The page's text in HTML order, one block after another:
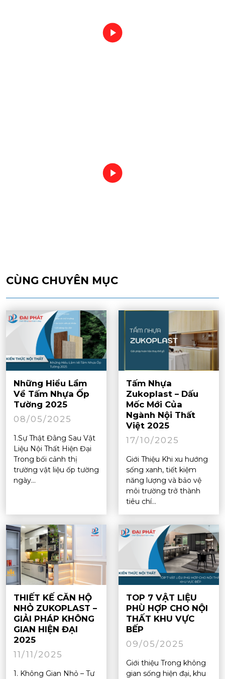
CÙNG CHUYÊN MỤC
Những Hiểu Lầm
Về Tấm Nhựa Ốp
Tường 2025
08/05/2025
1.Sự Thật Đằng Sau Vật
Liệu Nội Thất Hiện Đại
Trong bối cảnh thị
trường vật liệu ốp tường
ngày...
Tấm Nhựa
Zukoplast – Dấu
Mốc Mới Của
Ngành Nội Thất
Việt 2025
17/10/2025
Giới Thiệu Khi xu hướng
sống xanh, tiết kiệm
năng lượng và bảo vệ
môi trường trở thành
tiêu chí...
THIẾT KẾ CĂN HỘ
NHỎ ZUKOPLAST –
GIẢI PHÁP KHÔNG
GIAN HIỆN ĐẠI
2025
11/11/2025
1. Không Gian Nhỏ – Tư
TOP 7 VẬT LIỆU
PHÙ HỢP CHO NỘI
THẤT KHU VỰC
BẾP
09/05/2025
Giới thiệu Trong không
gian sống hiện đại, khu